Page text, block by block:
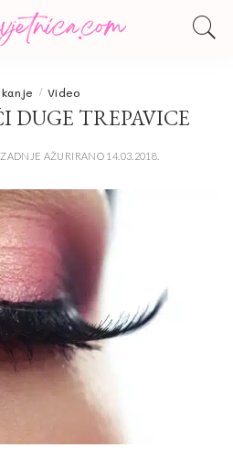
Video
DUGE TREPAVICE
ZADNJE AŽURIRANO 14.03.2018.